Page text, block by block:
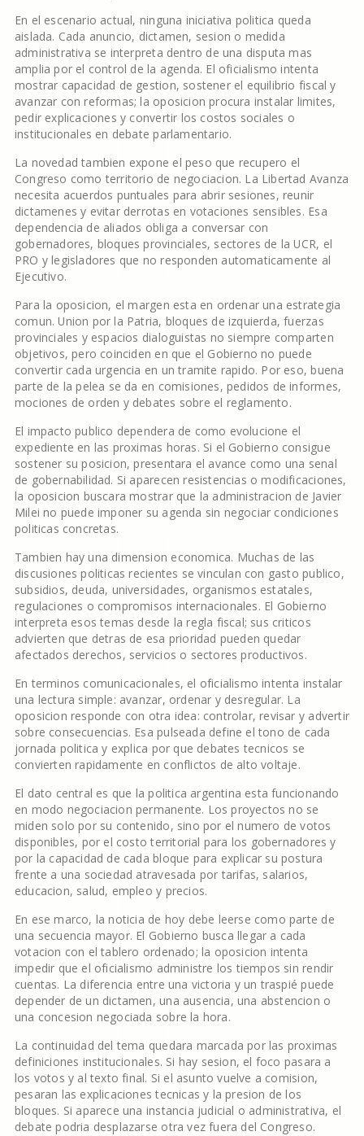
En el escenario actual, ninguna iniciativa politica queda
aislada. Cada anuncio, dictamen, sesion o medida
administrativa se interpreta dentro de una disputa mas
amplia por el control de la agenda. El oficialismo intenta
mostrar capacidad de gestion, sostener el equilibrio fiscal y
avanzar con reformas; la oposicion procura instalar limites,
pedir explicaciones y convertir los costos sociales o
institucionales en debate parlamentario.
La novedad tambien expone el peso que recupero el
Congreso como territorio de negociacion. La Libertad Avanza
necesita acuerdos puntuales para abrir sesiones, reunir
dictamenes y evitar derrotas en votaciones sensibles. Esa
dependencia de aliados obliga a conversar con
gobernadores, bloques provinciales, sectores de la UCR, el
PRO y legisladores que no responden automaticamente al
Ejecutivo.
Para la oposicion, el margen esta en ordenar una estrategia
comun. Union por la Patria, bloques de izquierda, fuerzas
provinciales y espacios dialoguistas no siempre comparten
objetivos, pero coinciden en que el Gobierno no puede
convertir cada urgencia en un tramite rapido. Por eso, buena
parte de la pelea se da en comisiones, pedidos de informes,
mociones de orden y debates sobre el reglamento.
El impacto publico dependera de como evolucione el
expediente en las proximas horas. Si el Gobierno consigue
sostener su posicion, presentara el avance como una senal
de gobernabilidad. Si aparecen resistencias o modificaciones,
la oposicion buscara mostrar que la administracion de Javier
Milei no puede imponer su agenda sin negociar condiciones
politicas concretas.
Tambien hay una dimension economica. Muchas de las
discusiones politicas recientes se vinculan con gasto publico,
subsidios, deuda, universidades, organismos estatales,
regulaciones o compromisos internacionales. El Gobierno
interpreta esos temas desde la regla fiscal; sus criticos
advierten que detras de esa prioridad pueden quedar
afectados derechos, servicios o sectores productivos.
En terminos comunicacionales, el oficialismo intenta instalar
una lectura simple: avanzar, ordenar y desregular. La
oposicion responde con otra idea: controlar, revisar y advertir
sobre consecuencias. Esa pulseada define el tono de cada
jornada politica y explica por que debates tecnicos se
convierten rapidamente en conflictos de alto voltaje.
El dato central es que la politica argentina esta funcionando
en modo negociacion permanente. Los proyectos no se
miden solo por su contenido, sino por el numero de votos
disponibles, por el costo territorial para los gobernadores y
por la capacidad de cada bloque para explicar su postura
frente a una sociedad atravesada por tarifas, salarios,
educacion, salud, empleo y precios.
En ese marco, la noticia de hoy debe leerse como parte de
una secuencia mayor. El Gobierno busca llegar a cada
votacion con el tablero ordenado; la oposicion intenta
impedir que el oficialismo administre los tiempos sin rendir
cuentas. La diferencia entre una victoria y un traspié puede
depender de un dictamen, una ausencia, una abstencion o
una concesion negociada sobre la hora.
La continuidad del tema quedara marcada por las proximas
definiciones institucionales. Si hay sesion, el foco pasara a
los votos y al texto final. Si el asunto vuelve a comision,
pesaran las explicaciones tecnicas y la presion de los
bloques. Si aparece una instancia judicial o administrativa, el
debate podria desplazarse otra vez fuera del Congreso.